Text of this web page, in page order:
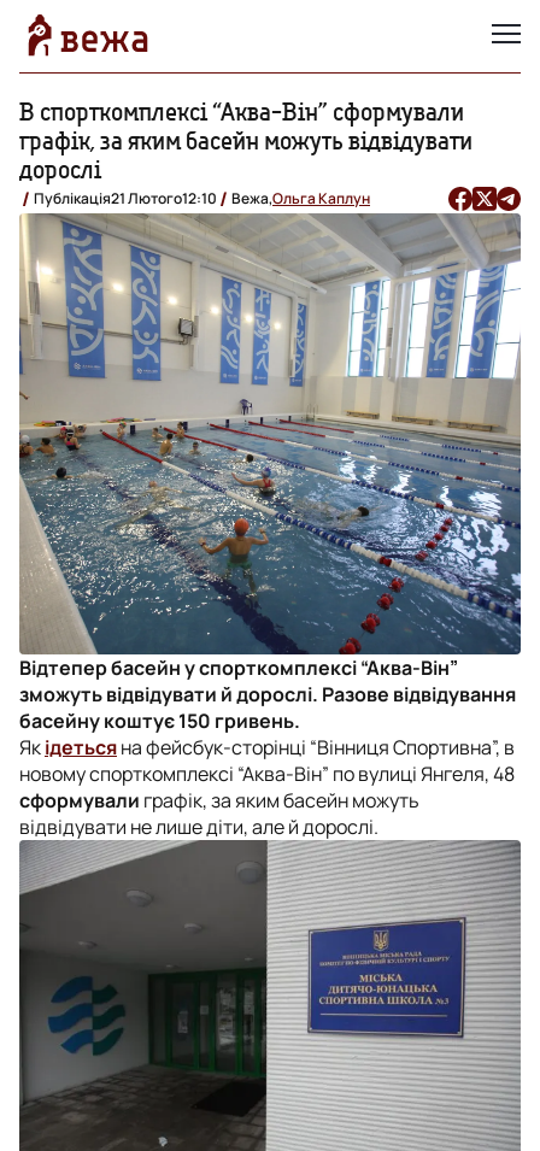
В спорткомплексі “Аква-Він” сформували
графік, за яким басейн можуть відвідувати
дорослі
Публікація21 Лютого12:10 Вежа,Ольга Каплун
Відтепер басейн у спорткомплексі “Аква-Він”
зможуть відвідувати й дорослі. Разове відвідування
басейну коштує 150 гривень.
Якідетьсяна фейсбук-сторінці “Вінниця Спортивна”, в
новому спорткомплексі “Аква-Він” по вулиці Янгеля, 48
сформували графік, за яким басейн можуть
відвідувати не лише діти, але й дорослі.